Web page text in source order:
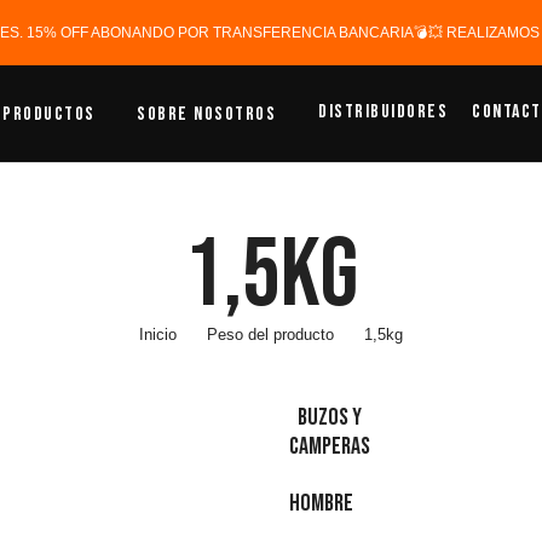
15% OFF ABONANDO POR TRANSFERENCIA BANCARIA💣💥 REALIZAMOS
Productos Sobre Nosotros Distribuidores
1,5kg
Inicio Peso del producto 1,5kg